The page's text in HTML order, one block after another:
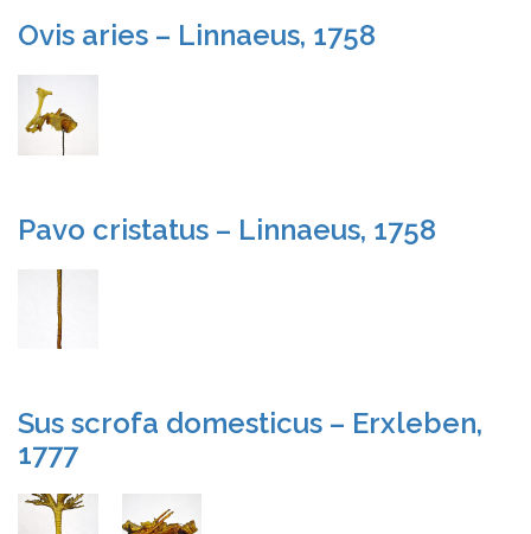
Ovis aries – Linnaeus, 1758
Pavo cristatus – Linnaeus, 1758
Sus scrofa domesticus – Erxleben,
1777